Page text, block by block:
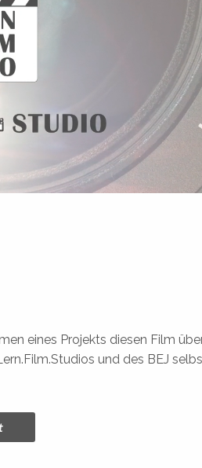
eines Projekts diesen Film
und des BEJ